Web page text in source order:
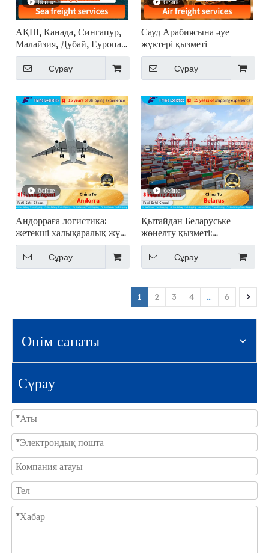
АҚШ, Канада, Сингапур,
Малайзия, Дубай, Еуропа,
Австралияға DDP теңіз
арқылы жүк тасымалдауға
арналған Қытайдан есікке
Сұрау
Сауд Арабиясына әуе
жүктері қызметі
Сұрау
бейне
Андорраға логистика:
жетекші халықаралық жүк
тасымалдаушы
Сұрау
бейне
Қытайдан Беларуське
жөнелту қызметі:
халықаралық экспедитор
Сұрау
1 2 3 4 ... 6
Өнім санаты
Сұрау